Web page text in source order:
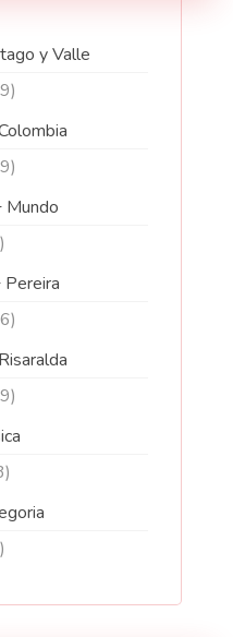
y Valle
Mundo
Pereira